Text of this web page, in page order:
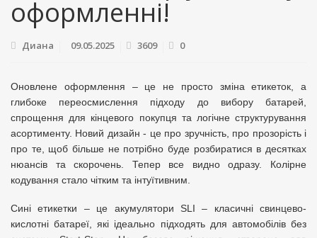
оформленні!
Диана 09.05.2025 3609 0
Оновлене оформлення – це не просто зміна етикеток, а
глибоке переосмислення підходу до вибору батарей,
спрощення для кінцевого покупця та логічне структурування
асортименту. Новий дизайн - це про зручність, про прозорість і
про те, щоб більше не потрібно буде розбиратися в десятках
нюансів та скорочень. Тепер все видно одразу. Колірне
кодування стало чітким та інтуїтивним.
Сині етикетки – це акумулятори SLI – класичні свинцево-
кислотні батареї, які ідеально підходять для автомобілів без